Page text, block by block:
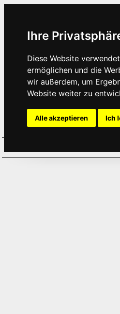
Ihre
Diese Website
ermöglichen und die
wir außerdem, um
Website weiter zu
Alle akzeptieren Ich